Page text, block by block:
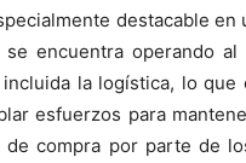
destacable en
encuentra operando al
incluida la logística, lo que
esfuerzos para
de compra por parte de